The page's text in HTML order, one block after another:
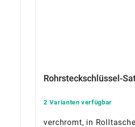
Rohrsteckschlüssel-
2 Varianten verfügbar
verchromt, in Rolltasche